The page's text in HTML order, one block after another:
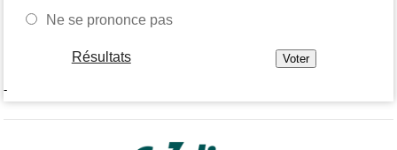
Ne se prononce pas
Résultats
-